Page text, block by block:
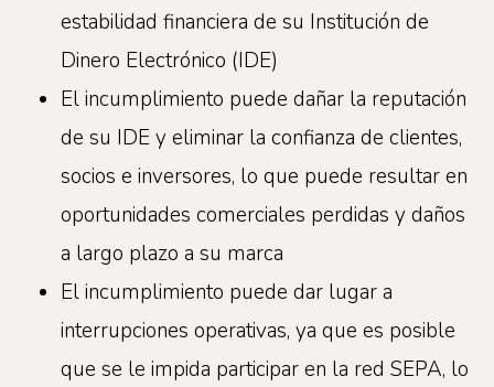
estabilidad financiera de su Institución de
Dinero Electrónico (IDE)
El incumplimiento puede dañar la reputación
de su IDE y eliminar la confianza de clientes,
socios e inversores, lo que puede resultar en
oportunidades comerciales perdidas y daños
a largo plazo a su marca
El incumplimiento puede dar lugar a
interrupciones operativas, ya que es posible
que se le impida participar en la red SEPA, lo